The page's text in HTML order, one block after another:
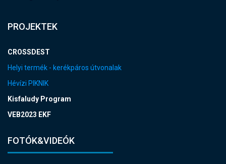
PROJEKTEK
CROSSDEST
Helyi termék - kerékpáros útvonalak
Hévízi PIKNIK
Kisfaludy Program
VEB2023 EKF
FOTÓK&VIDEÓK